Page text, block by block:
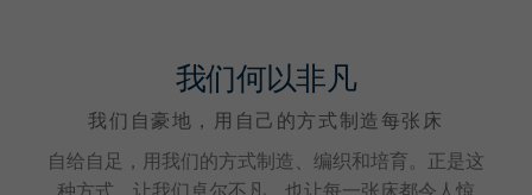
我们何以非凡
我们自豪地，用自己的方式制造每张床
自给自足，用我们的方式制造、编织和培育。正是这